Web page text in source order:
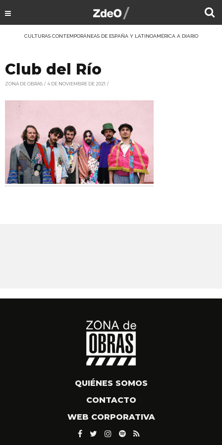
CULTURAS CONTEMPORÁNEAS DE ESPAÑA Y LATINOAMÉRICA A DIARIO
Club del Río
ZONA DE OBRAS 4 DE NOVIEMBRE DE 2021
QUIÉNES SOMOS
CONTACTO
WEB CORPORATIVA